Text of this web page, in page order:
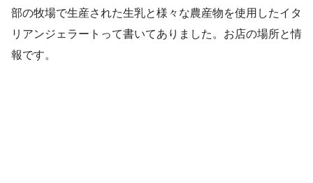
部の牧場で生産された生乳と様々な農産物を使用したイタ
リアンジェラートって書いてありました。お店の場所と情
報です。